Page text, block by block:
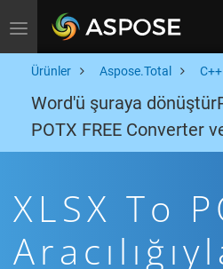
Toggle navigation
Ürünler Aspose.Total C++
Word'ü şuraya
POTX FREE Converter
XLSX To